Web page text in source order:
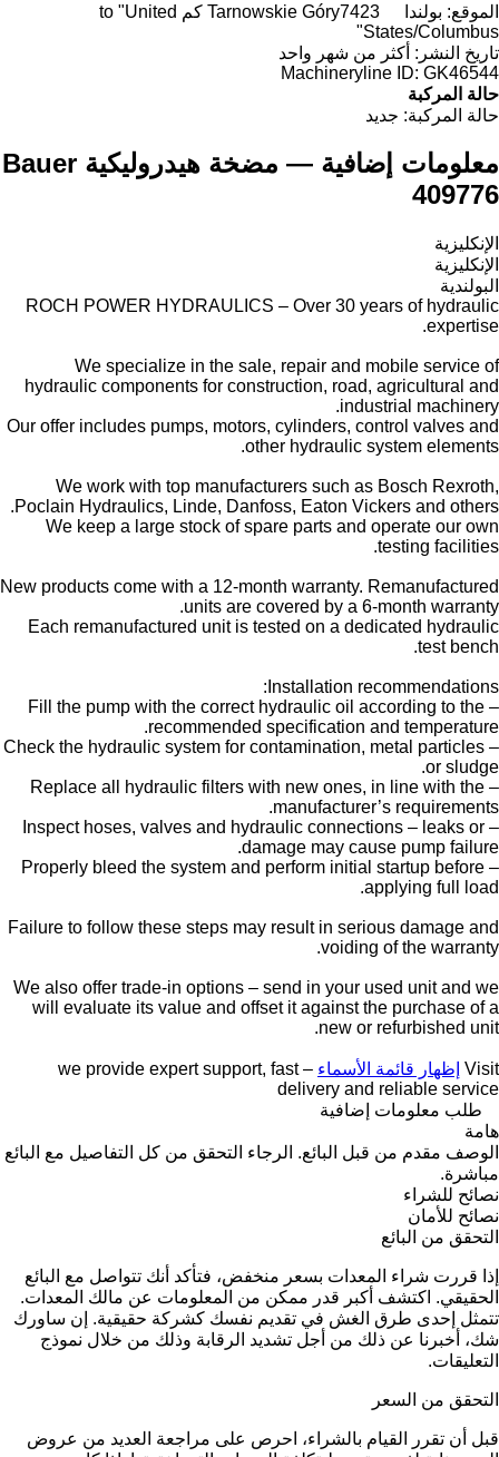
الموقع: بولندا Tarnowskie Góry
7423 كم to "United
States/Columbus"
تاريخ النشر: أكثر من شهر واحد
Machineryline ID: GK46544
حالة المركبة
حالة المركبة: جديد
معلومات إضافية — مضخة هيدروليكية Bauer
409776
الإنكليزية
الإنكليزية
البولندية
ROCH POWER HYDRAULICS – Over 30 years of hydraulic
expertise.
We specialize in the sale, repair and mobile service of
hydraulic components for construction, road, agricultural and
industrial machinery.
Our offer includes pumps, motors, cylinders, control valves and
other hydraulic system elements.
We work with top manufacturers such as Bosch Rexroth,
Poclain Hydraulics, Linde, Danfoss, Eaton Vickers and others.
We keep a large stock of spare parts and operate our own
testing facilities.
New products come with a 12-month warranty. Remanufactured
units are covered by a 6-month warranty.
Each remanufactured unit is tested on a dedicated hydraulic
test bench.
Installation recommendations:
– Fill the pump with the correct hydraulic oil according to the
recommended specification and temperature.
– Check the hydraulic system for contamination, metal particles
or sludge.
– Replace all hydraulic filters with new ones, in line with the
manufacturer’s requirements.
– Inspect hoses, valves and hydraulic connections – leaks or
damage may cause pump failure.
– Properly bleed the system and perform initial startup before
applying full load.
Failure to follow these steps may result in serious damage and
voiding of the warranty.
We also offer trade-in options – send in your used unit and we
will evaluate its value and offset it against the purchase of a
new or refurbished unit.
Visit إظهار قائمة الأسماء
– we provide expert support, fast
delivery and reliable service
طلب معلومات إضافية
هامة
الوصف مقدم من قبل البائع. الرجاء التحقق من كل التفاصيل مع البائع
مباشرة.
نصائح للشراء
نصائح للأمان
التحقق من البائع
إذا قررت شراء المعدات بسعر منخفض، فتأكد أنك تتواصل مع البائع
الحقيقي. اكتشف أكبر قدر ممكن من المعلومات عن مالك المعدات.
تتمثل إحدى طرق الغش في تقديم نفسك كشركة حقيقية. إن ساورك
شك، أخبرنا عن ذلك من أجل تشديد الرقابة وذلك من خلال نموذج
التعليقات.
التحقق من السعر
قبل أن تقرر القيام بالشراء، احرص على مراجعة العديد من عروض